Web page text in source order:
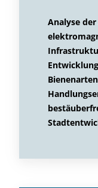
Analyse